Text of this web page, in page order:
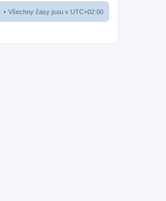
Všechny časy jsou v UTC+02:00